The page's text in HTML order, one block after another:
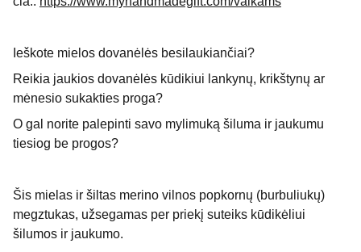
Ieškote mielos dovanėlės besilaukiančiai?
Reikia jaukios dovanėlės kūdikiui lankynų, krikštynų ar
mėnesio sukakties proga?
O gal norite palepinti savo mylimuką šiluma ir jaukumu
tiesiog be progos?
Šis mielas ir šiltas merino vilnos popkornų (burbuliukų)
megztukas, užsegamas per priekį suteiks kūdikėliui
šilumos ir jaukumo.